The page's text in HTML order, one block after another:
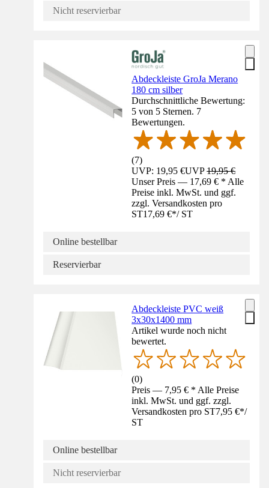
Nicht reservierbar
Abdeckleiste GroJa Merano
180 cm silber
Durchschnittliche Bewertung:
5 von 5 Sternen. 7
Bewertungen.
(7)
UVP: 19,95 €UVP19,95 €
Unser Preis — 17,69 € * Alle
Preise inkl. MwSt. und ggf.
zzgl. Versandkosten pro
ST17,69 €*/ ST
Online bestellbar
Reservierbar
Abdeckleiste PVC weiß
3x30x1400 mm
Artikel wurde noch nicht
bewertet.
(0)
Preis — 7,95 € * Alle Preise
inkl. MwSt. und ggf. zzgl.
Versandkosten pro ST7,95 €*/
ST
Online bestellbar
Nicht reservierbar